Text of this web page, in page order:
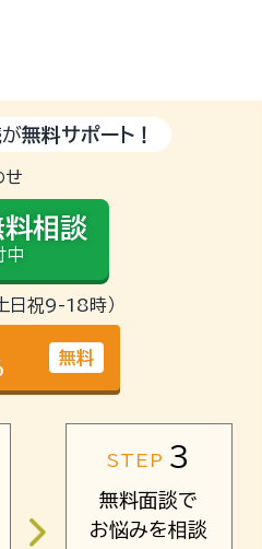
無料サポート！
せ
料相談
中
日祝9-18時）
無料
STEP 3
無料面談で
お悩みを相談